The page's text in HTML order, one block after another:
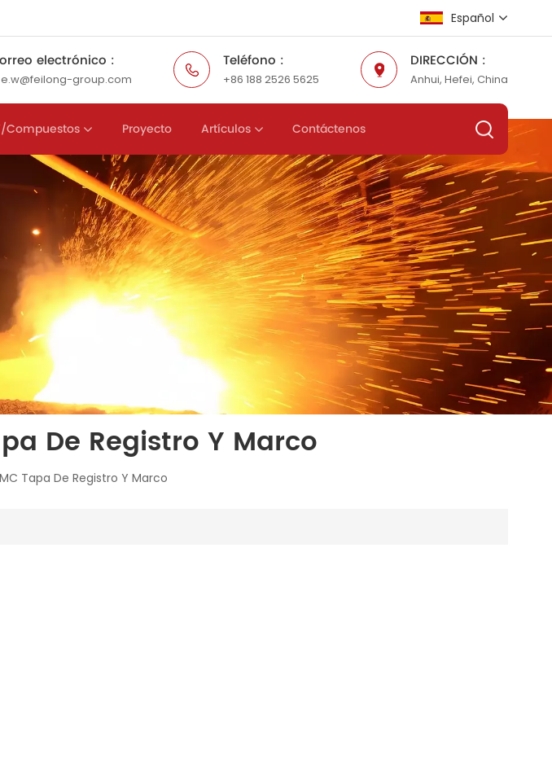
Español
English
Español
عربي
electrónico :
group.com
Teléfono :
+86 188 2526 5625
DIRECCIÓN :
Anhui, Hefei, China
compuestos Proyecto Artículos Contáctenos
De Registro Y Marco
Tapa De Registro Y Marco